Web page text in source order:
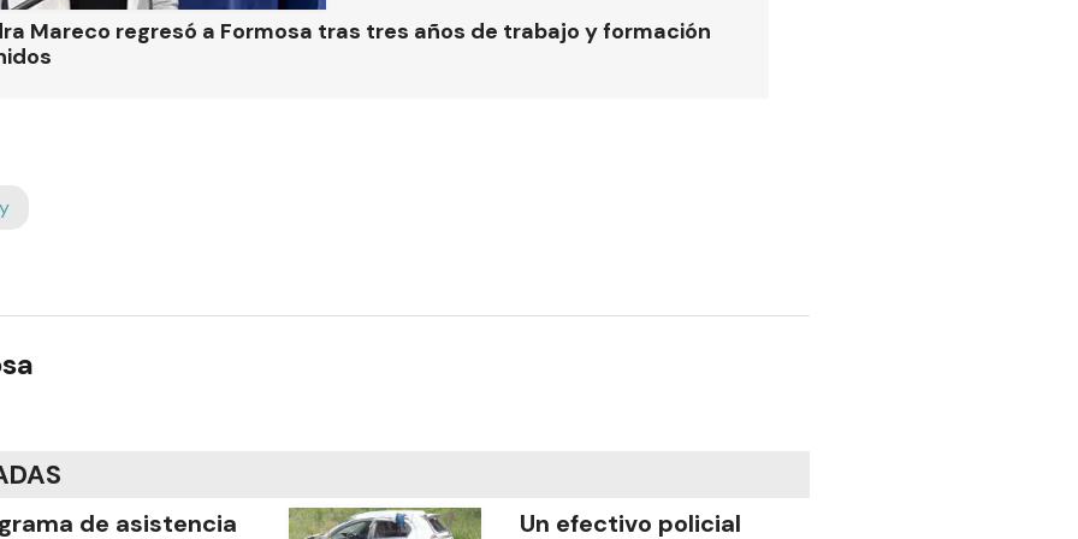
Mareco regresó a Formosa tras tres años de trabajo y formación
de asistencia
Un efectivo policial